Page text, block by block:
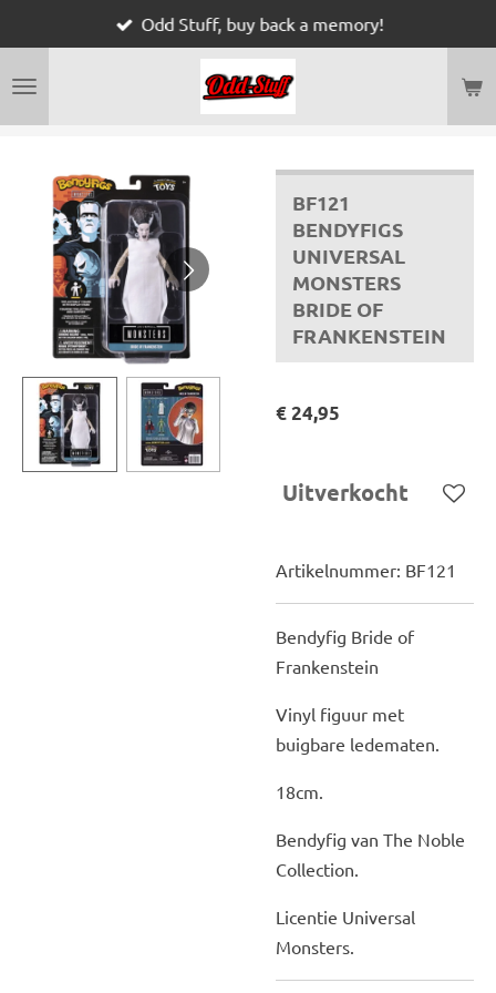
naar
Odd Stuff, buy back a memory!
BF121
BENDYFIGS
UNIVERSAL
MONSTERS
BRIDE OF
FRANKENSTEIN
€ 24,95
Uitverkocht
Artikelnummer: BF121
Bendyfig Bride of
Frankenstein
Vinyl figuur met
buigbare ledematen.
18cm.
Bendyfig van The Noble
Collection.
Licentie Universal
Monsters.